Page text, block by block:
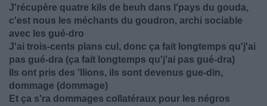
J'récupère quatre kils de beuh dans l'pays du gouda,
c'est nous les méchants du goudron, archi sociable
avec les gué-dro
J'ai trois-cents plans cul, donc ça fait longtemps qu'j'ai
pas gué-dra (ça fait longtemps qu'j'ai pas gué-dra)
Ils ont pris des 'llions, ils sont devenus gue-din,
dommage (dommage)
Et ça s'ra dommages collatéraux pour les négros